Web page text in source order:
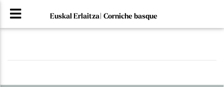
Euskal Erlaitza| Corniche basque